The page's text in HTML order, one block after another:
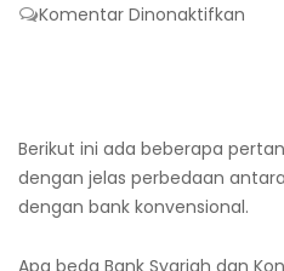
Komentar Dinonaktifkan
Bank
Berikut ini ada beberapa
dengan jelas perbedaan
dengan bank konvensional.
Apa beda Bank Syariah dan